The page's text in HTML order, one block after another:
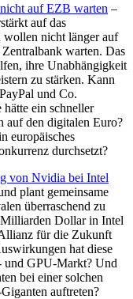
auf EZB warten –
auf das
wollen nicht länger auf
warten. Das
ihre Unabhängigkeit
zu stärken. Kann
und Co.
ein schneller
auf den digitalen Euro?
europäisches
durchsetzt?
von Nvidia bei Intel
plant gemeinsame
überraschend zu
Dollar in Intel
für die Zukunft
hat diese
GPU-Markt? Und
bei einer solchen
auftreten?